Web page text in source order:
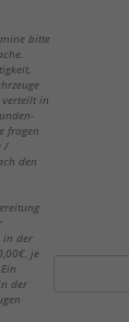
bitte
in
fragen
/
den
in der
je
der